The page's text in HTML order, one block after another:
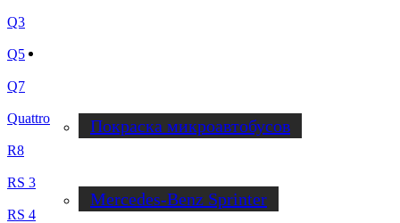
Покраска микроавтобусов
Mercedes-Benz Sprinter
Q3
Q5
Q7
Quattro
R8
RS 3
RS 4